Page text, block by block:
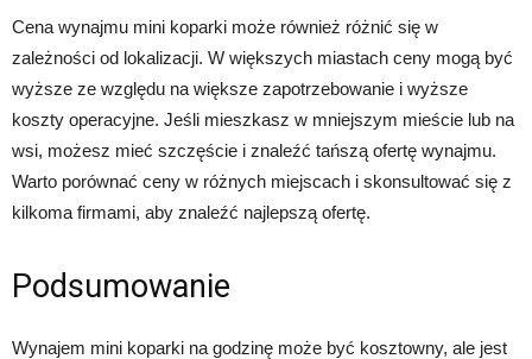
Cena wynajmu mini koparki może również różnić się w
zależności od lokalizacji. W większych miastach ceny mogą być
wyższe ze względu na większe zapotrzebowanie i wyższe
koszty operacyjne. Jeśli mieszkasz w mniejszym mieście lub na
wsi, możesz mieć szczęście i znaleźć tańszą ofertę wynajmu.
Warto porównać ceny w różnych miejscach i skonsultować się z
kilkoma firmami, aby znaleźć najlepszą ofertę.
Podsumowanie
Wynajem mini koparki na godzinę może być kosztowny, ale jest